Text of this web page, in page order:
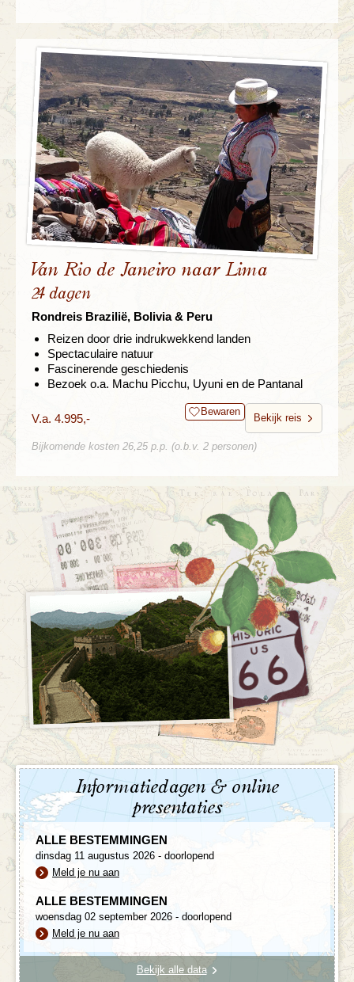
Van Rio de Janeiro naar Lima
24 dagen
Rondreis Brazilië, Bolivia & Peru
Reizen door drie indrukwekkend landen
Spectaculaire natuur
Fascinerende geschiedenis
Bezoek o.a. Machu Picchu, Uyuni en de Pantanal
V.a. 4.995,- Bewaren
Bekijk reis
Bijkomende kosten 26,25 p.p. (o.b.v. 2 personen)
Informatiedagen & online
presentaties
ALLE BESTEMMINGEN
dinsdag 11 augustus 2026 - doorlopend
Meld je nu aan
ALLE BESTEMMINGEN
woensdag 02 september 2026 - doorlopend
Meld je nu aan
Bekijk alle data